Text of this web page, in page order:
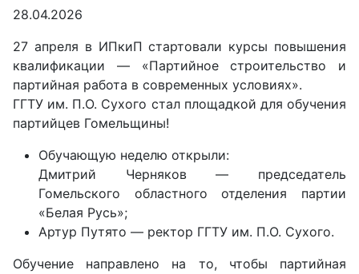
28.04.2026
27 апреля в ИПкиП стартовали курсы повышения
квалификации — «Партийное строительство и
партийная работа в современных условиях».
ГГТУ им. П.О. Сухого стал площадкой для обучения
партийцев Гомельщины!
Обучающую неделю открыли:
Дмитрий Черняков — председатель
Гомельского областного отделения партии
«Белая Русь»;
Артур Путято — ректор ГГТУ им. П.О. Сухого.
Обучение направлено на то, чтобы партийная